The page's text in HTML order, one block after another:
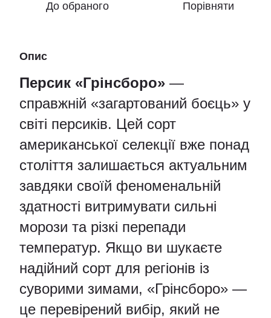
До обраного Порівняти
Опис
Персик «Грінсборо» —
справжній «загартований боєць» у
світі персиків. Цей сорт
американської селекції вже понад
століття залишається актуальним
завдяки своїй феноменальній
здатності витримувати сильні
морози та різкі перепади
температур. Якщо ви шукаєте
надійний сорт для регіонів із
суворими зимами, «Грінсборо» —
це перевірений вибір, який не